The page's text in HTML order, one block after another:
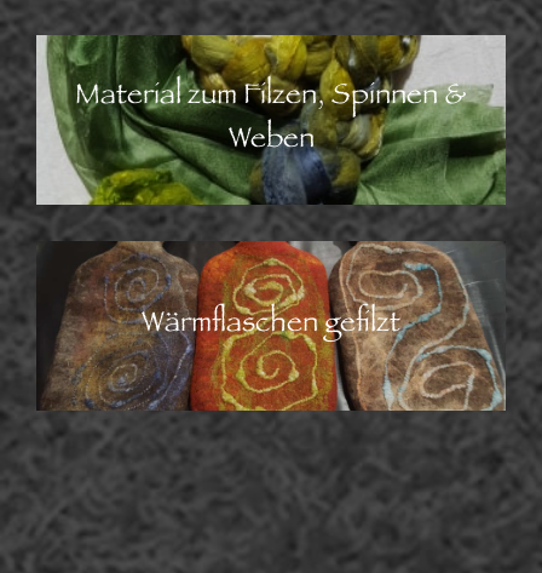
Material zum Filzen, Spinnen &
Weben
Wärmflaschen gefilzt